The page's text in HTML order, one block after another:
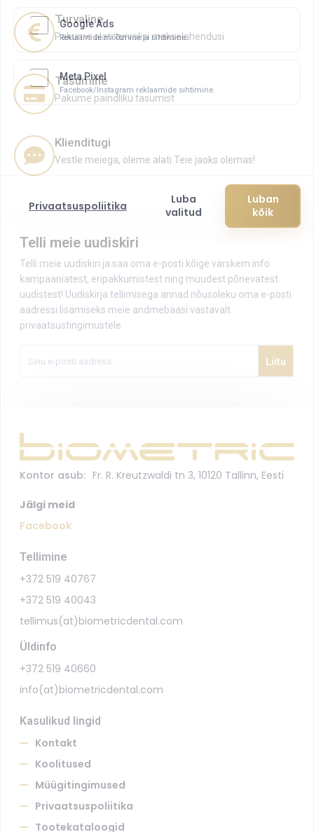
Turvaline
Pakume alati turvalisi makselahendusi
Tasumine
Pakume paindliku tasumist
Klienditugi
Vestle meiega, oleme alati Teie jaoks olemas!
Telli meie uudiskiri
Telli meie uudiskiri ja saa oma e-posti kõige värskem info
kampaaniatest, eripakkumistest ning muudest põnevatest
uudistest! Uudiskirja tellimisega annad nõusoleku oma e-posti
aadressi lisamiseks meie andmebaasi vastavalt
privaatsustingimustele.
Sinu e-
aadress
Kontor asub: Fr. R. Kreutzwaldi tn 3, 10120 Tallinn, Eesti
Jälgi meid
Facebook
Tellimine
+372 519 40767
+372 519 40043
tellimus(at)biometricdental.com
Üldinfo
+372 519 40660
info(at)biometricdental.com
Kasulikud lingid
Kontakt
Koolitused
Müügitingimused
Privaatsuspoliitika
Tootekataloogid
Google Ads
Reklaamide mõõtmine ja sihtimine.
Meta Pixel
Facebook/Instagram reklaamide sihtimine.
Privaatsuspoliitika
Luba
valitud
Luban
kõik